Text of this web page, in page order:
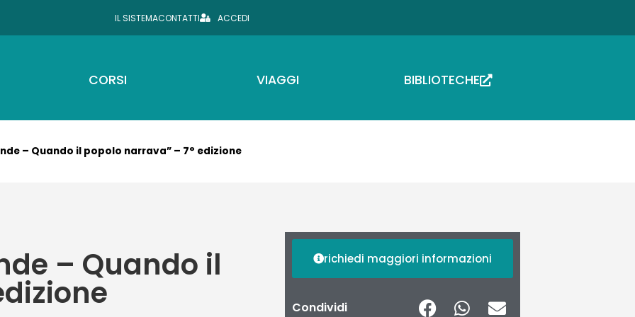
IL SISTEMACONTATTI ACCEDI
CORSI VIAGGI BIBLIOTECHE
– Quando il popolo narrava” – 7° edizione
– Quando il richiedi maggiori informazioni
Condividi